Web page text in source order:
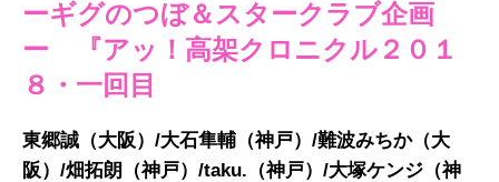
ーギグのつぼ＆スタークラブ企画
ー 『アッ！高架クロニクル２０１
８・一回目
東郷誠（大阪）/大石隼輔（神戸）/難波みちか（大
阪）/畑拓朗（神戸）/taku.（神戸）/大塚ケンジ（神